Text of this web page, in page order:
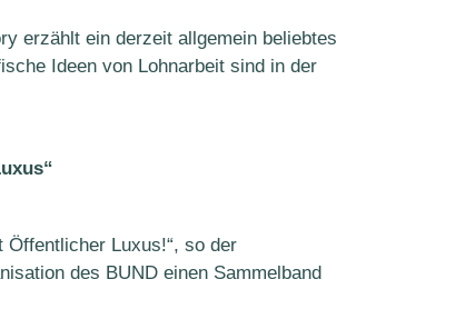
erzählt ein derzeit allgemein beliebtes
Ideen von Lohnarbeit sind in der
Öffentlicher Luxus!“, so der
des BUND einen Sammelband